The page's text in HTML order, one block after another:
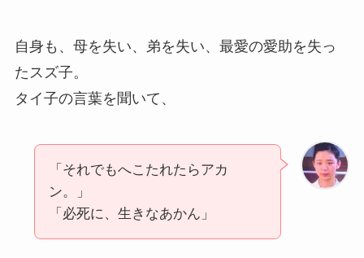
自身も、母を失い、弟を失い、最愛の愛助を失っ
たスズ子。
タイ子の言葉を聞いて、
「それでもへこたれたらアカ
ン。」
「必死に、生きなあかん」